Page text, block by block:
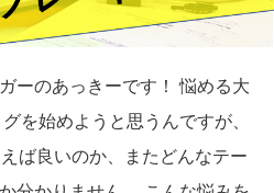
ーのあっきーです！ 悩める大
を始めようと思うんですが、
ば良いのか、またどんなテー